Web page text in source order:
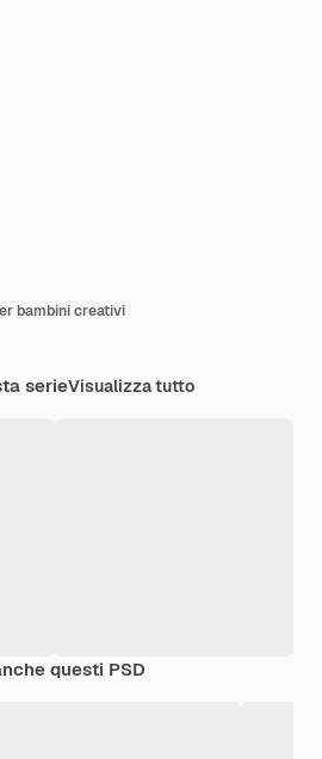
bambini creativi
serieVisualizza tutto
questi PSD